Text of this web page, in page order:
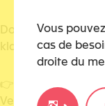
Vous
cas de
droite du
Doch so wichtig
klar gesagt werden:
👉 Zahlreiche
Vereine und